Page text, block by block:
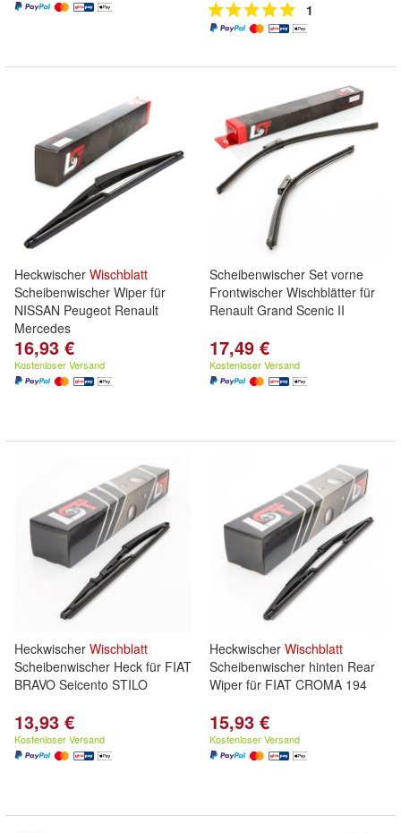
1
Heckwischer Wischblatt
Scheibenwischer Wiper für
NISSAN Peugeot Renault
Mercedes
16,93 €
Kostenloser Versand
Scheibenwischer Set vorne
Frontwischer Wischblätter für
Renault Grand Scenic II
17,49 €
Kostenloser Versand
Heckwischer Wischblatt
Scheibenwischer Heck für FIAT
BRAVO Seicento STILO
13,93 €
Kostenloser Versand
Heckwischer Wischblatt
Scheibenwischer hinten Rear
Wiper für FIAT CROMA 194
15,93 €
Kostenloser Versand